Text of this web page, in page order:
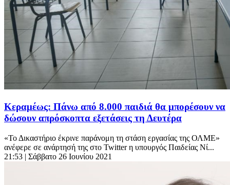
Κεραμέως: Πάνω από 8.000 παιδιά θα μπορέσουν να
δώσουν απρόσκοπτα εξετάσεις τη Δευτέρα
«Το Δικαστήριο έκρινε παράνομη τη στάση εργασίας της ΟΛΜΕ»
ανέφερε σε ανάρτησή της στο Twitter η υπουργός Παιδείας Νί...
21:53 | Σάββατο 26 Ιουνίου 2021